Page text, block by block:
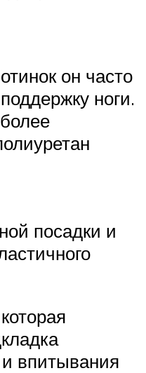
он часто
ноги.
посадки и
впитывания